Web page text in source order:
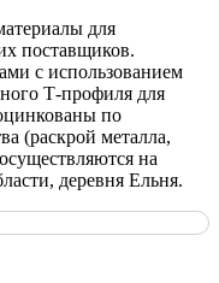
для
поставщиков.
с использованием
Т-профиля для
по
(раскрой металла,
на
деревня Ельня.